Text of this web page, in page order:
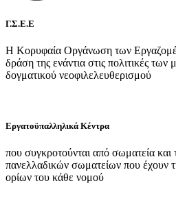
Γ.Σ.Ε.Ε
Η Κορυφαία Οργάνωση των
δράση της ενάντια στις πολιτικές των
δογματικού νεοφιλελευθερισμού
Εργατοϋπαλληλικά Κέντρα
που συγκροτούνται από σωματεία και
πανελλαδικών σωματείων που έχουν
ορίων του κάθε νομού